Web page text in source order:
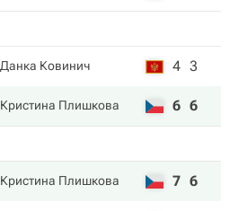
Данка Ковинич 4 3
Кристина Плишкова 6 6
Кристина Плишкова 7 6